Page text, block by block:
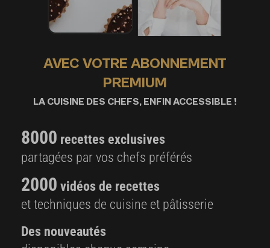
AVEC VOTRE ABONNEMENT
PREMIUM
LA CUISINE DES CHEFS, ENFIN ACCESSIBLE !
8000 recettes exclusives
partagées par vos chefs préférés
2000 vidéos de recettes
et techniques de cuisine et pâtisserie
Des nouveautés